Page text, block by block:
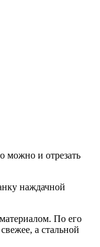
можно и отрезать
наждачной
По его
а стальной